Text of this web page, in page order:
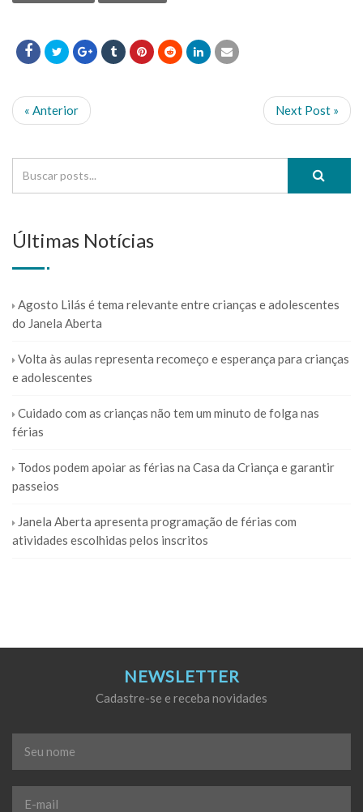
« Anterior Next Post »
Últimas Notícias
Agosto Lilás é tema relevante entre crianças e adolescentes
do Janela Aberta
Volta às aulas representa recomeço e esperança para crianças
e adolescentes
Cuidado com as crianças não tem um minuto de folga nas
férias
Todos podem apoiar as férias na Casa da Criança e garantir
passeios
Janela Aberta apresenta programação de férias com
atividades escolhidas pelos inscritos
NEWSLETTER
Cadastre-se e receba novidades
Seu
nome
*
E-
mail
*